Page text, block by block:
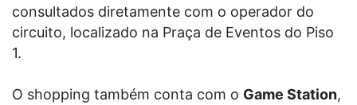
consultados diretamente com o operador do
circuito, localizado na Praça de Eventos do Piso
1.
O shopping também conta com o Game Station,